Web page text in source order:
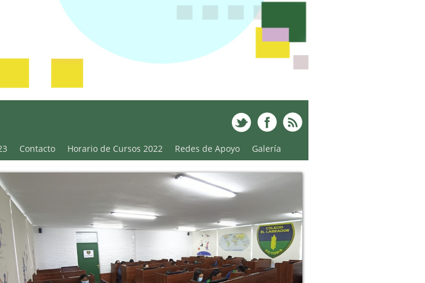
Contacto Horario de Cursos 2022 Redes de Apoyo Galería